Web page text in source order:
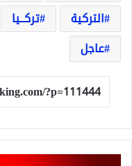
التركية
تركــيا
عاجل